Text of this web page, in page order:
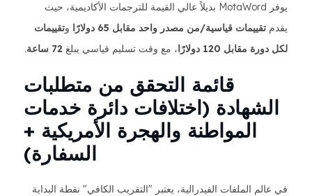
يوفر MotaWord بديلاً عالي القيمة للترجمات الأكاديمية، حيث
يقدم تقييمات قياسية/من مصدر واحد مقابل 65 دولارًا وتقييمات
لكل دورة مقابل 120 دولارًا
، مع وقت تسليم قياسي يبلغ 72 ساعة .
قائمة التحقق من متطلبات
الشهادة (اختلافات دائرة خدمات
المواطنة والهجرة الأمريكية +
السفارة)
في عالم الملفات الفيدرالية، يعتبر "التقريب الكافي" نقطة البداية